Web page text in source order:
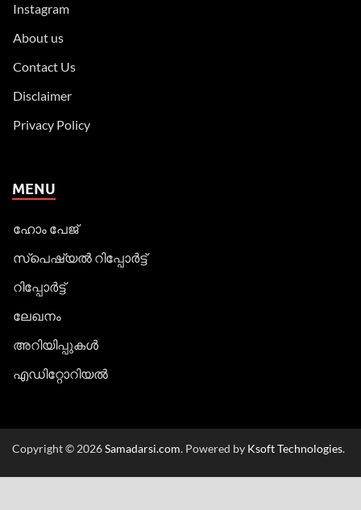
Instagram
About us
Contact Us
Disclaimer
Privacy Policy
MENU
ഹോം പേജ്
സ്പെഷ്യൽ റിപ്പോര്‍ട്ട്
റിപ്പോര്‍ട്ട്
ലേഖനം
അറിയിപ്പുകള്‍
എഡിറ്റോറിയല്‍
Copyright © 2026Samadarsi.com. Powered by Ksoft Technologies.